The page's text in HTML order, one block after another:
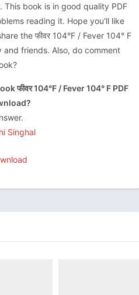
book is in good quality PDF
reading it. Hope you'll like
the फीवर 104°F / Fever 104° F
and friends. Also, do comment
फीवर 104°F / Fever 104° F PDF
Singhal